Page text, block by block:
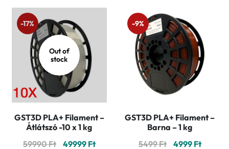
was:
29995 Ft.
is:
26250 Ft.
5999 Ft.
Out of
stock
-17%
GST3D PLA+ Filament –
Átlátszó -10 x 1 kg
59990Ft Original
49999 FtCurrent
-9%
GST3D PLA+ Filament –
Barna – 1 kg
5499Ft Original
4999 Ft